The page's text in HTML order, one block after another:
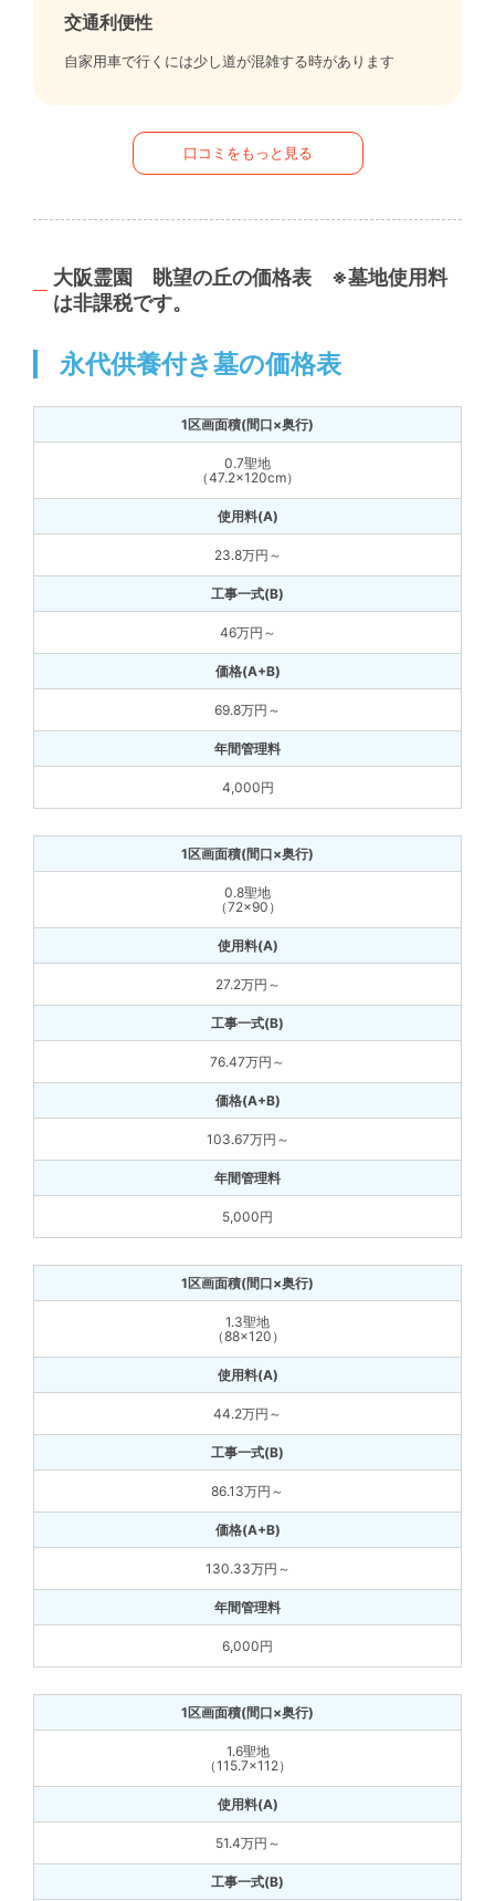
交通利便性
自家用車で行くには少し道が混雑する時があります
口コミをもっと見る
大阪霊園 眺望の丘の価格表 ※墓地使用料
は非課税です。
永代供養付き墓の価格表
0.7聖地
（47.2×120cm）
23.8万円～
46万円～
69.8万円～
4,000円
0.8聖地
（72×90）
27.2万円～
76.47万円～
103.67万円～
5,000円
1.3聖地
（88×120）
44.2万円～
86.13万円～
130.33万円～
6,000円
1.6聖地
（115.7×112）
51.4万円～